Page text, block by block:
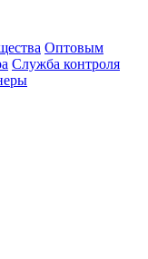
Оптовым
Служба контроля